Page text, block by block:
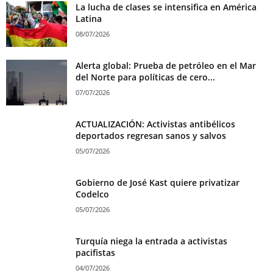
La lucha de clases se intensifica en América
Latina
08/07/2026
Alerta global: Prueba de petróleo en el Mar
del Norte para políticas de cero...
07/07/2026
ACTUALIZACIÓN: Activistas antibélicos
deportados regresan sanos y salvos
05/07/2026
Gobierno de José Kast quiere privatizar
Codelco
05/07/2026
Turquía niega la entrada a activistas
pacifistas
04/07/2026